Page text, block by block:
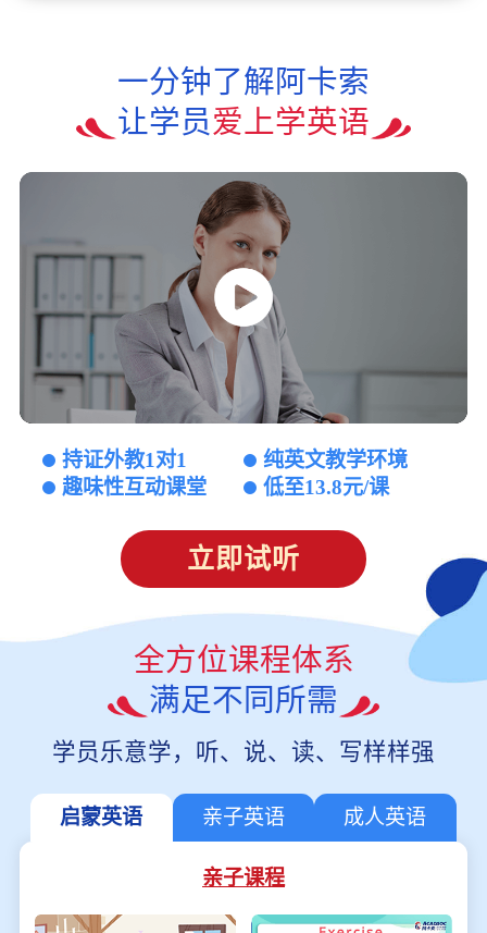
一分钟了解阿卡索
让学员爱上学英语
持证外教1对1
纯英文教学环境
趣味性互动课堂
低至13.8元/课
立即试听
全方位课程体系
满足不同所需
学员乐意学，听、说、读、写样样强
启蒙英语 亲子英语 成人英语
亲子课程